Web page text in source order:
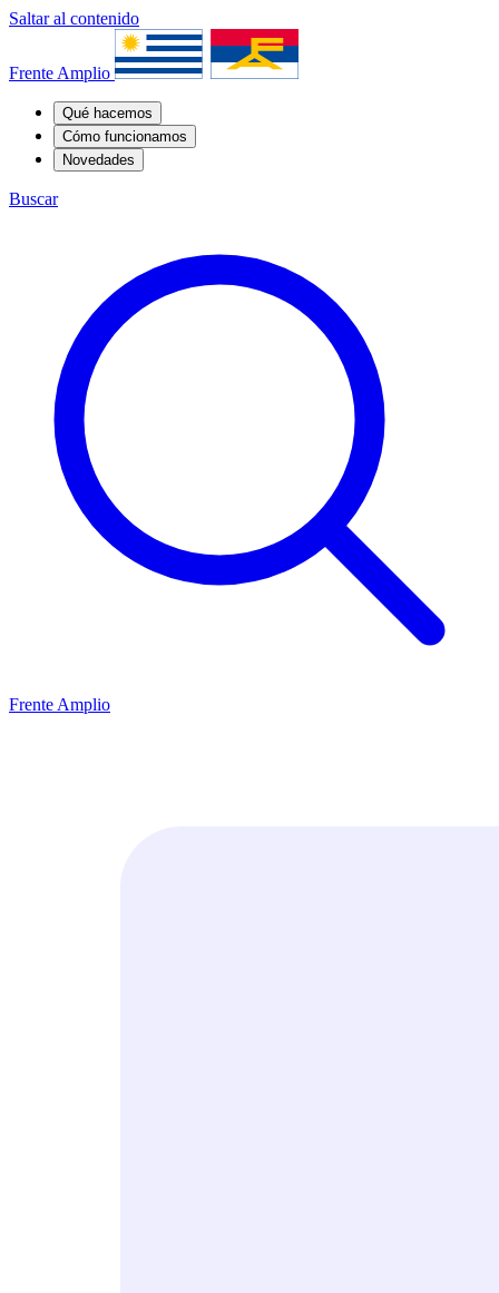
Saltar al contenido
Frente Amplio
Qué hacemos
Cómo funcionamos
Novedades
Buscar
Frente Amplio